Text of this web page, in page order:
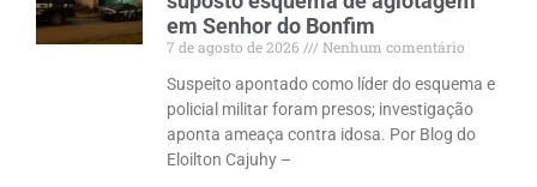
em Senhor do Bonfim
7 de agosto de 2026
Nenhum comentário
Suspeito apontado como líder do esquema e
policial militar foram presos; investigação
aponta ameaça contra idosa. Por Blog do
Eloilton Cajuhy –